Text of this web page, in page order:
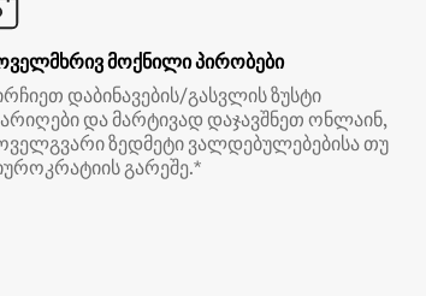
მოქნილი პირობები
დაბინავების/გასვლის ზუსტი
და მარტივად დაჯავშნეთ ონლაინ,
ზედმეტი ვალდებულებებისა თუ
გარეშე.*